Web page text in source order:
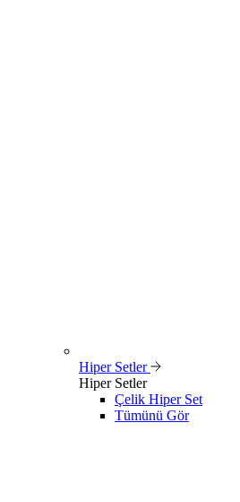
Hiper Setler
Hiper Setler
Çelik Hiper Set
Tümünü Gör